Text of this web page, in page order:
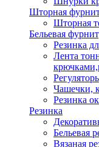
Шторная
Шторная
Бельевая
Резинка
Лента
Чашечки,
Резинка
Резинка
Бельевая
Вязаная